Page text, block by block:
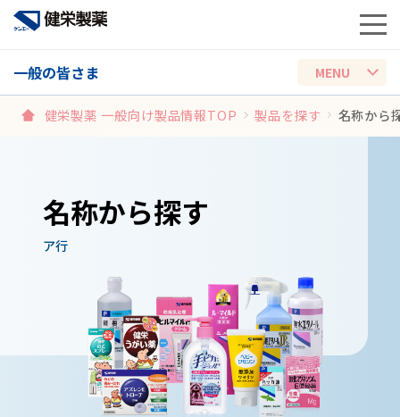
一般の皆さま
健栄製薬 一般向け製品情報TOP 製品を探す 名称から
名称から探す
ア行